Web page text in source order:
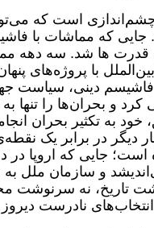
است که
که مماشات با
قدرت ها شد. سه دهه
با پروژه‌های
دینی، سیاست
کرد و بحران‌ها را تنها
خود به تکثیر بحران
دیگر در برابر یک
است؛ جایی که اروپا در
و سازمان ملل
تاریخ، نه سرنوشت
نادرست